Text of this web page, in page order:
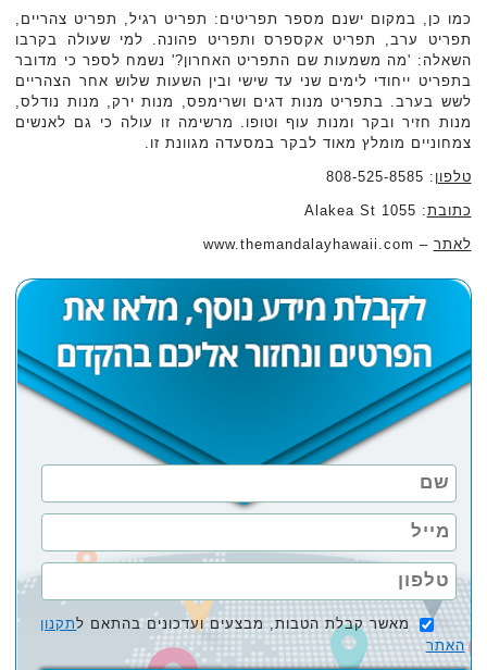
כמו כן, במקום ישנם מספר תפריטים: תפריט רגיל, תפריט צהריים,
תפריט ערב, תפריט אקספרס ותפריט פהונה. למי שעולה בקרבו
השאלה: 'מה משמעות שם התפריט האחרון?' נשמח לספר כי מדובר
בתפריט ייחודי לימים שני עד שישי ובין השעות שלוש אחר הצהריים
לשש בערב. בתפריט מנות דגים ושרימפס, מנות ירק, מנות נודלס,
מנות חזיר ובקר ומנות עוף וטופו. מרשימה זו עולה כי גם לאנשים
צמחוניים מומלץ מאוד לבקר במסעדה מגוונת זו.
טלפון : 808-525-8585
כתובת: 1055 Alakea St
לאתר – www.themandalayhawaii.com
מאשר קבלת הטבות, מבצעים ועדכונים בהתאם לתקנון
האתר